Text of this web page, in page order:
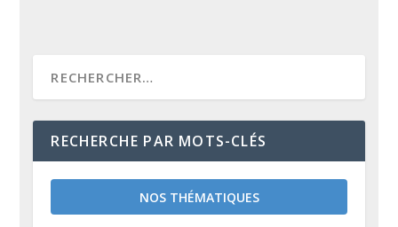
RECHERCHE PAR MOTS-CLÉS
NOS THÉMATIQUES